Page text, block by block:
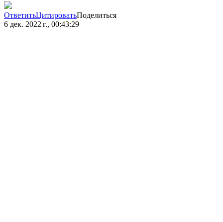
ОтветитьЦитироватьПоделиться
6 дек. 2022 г., 00:43:29